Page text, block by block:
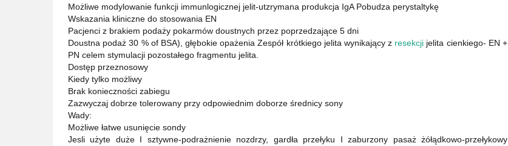
Możliwe modylowanie funkcji immunlogicznej jelit-utzrymana produkcja IgA Pobudza perystaltykę
Wskazania kliniczne do stosowania EN
Pacjenci z brakiem podaży pokarmów doustnych przez poprzedzające 5 dni
Doustna podaż 30 % of BSA), głębokie opażenia Zespół krótkiego jelita wynikający z resekcji jelita cienkiego- EN +
PN celem stymulacji pozostałego fragmentu jelita.
Dostęp przeznosowy
Kiedy tylko możliwy
Brak konieczności zabiegu
Zazwyczaj dobrze tolerowany przy odpowiednim doborze średnicy sony
Wady:
Możliwe łatwe usunięcie sondy
Jesli użyte duże I sztywne-podrażnienie nozdrzy, gardła przełyku I zaburzony pasaż żółądkowo-przełykowy